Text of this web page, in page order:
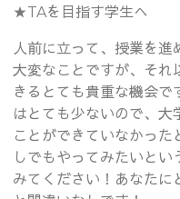
★TAを目指す学生へ
人前に立って、授業を進
大変なことですが、それ
きるとても貴重な機会
はとても少ないので、大
ことができていなかっ
しでもやってみたいと
みてください！あなたに